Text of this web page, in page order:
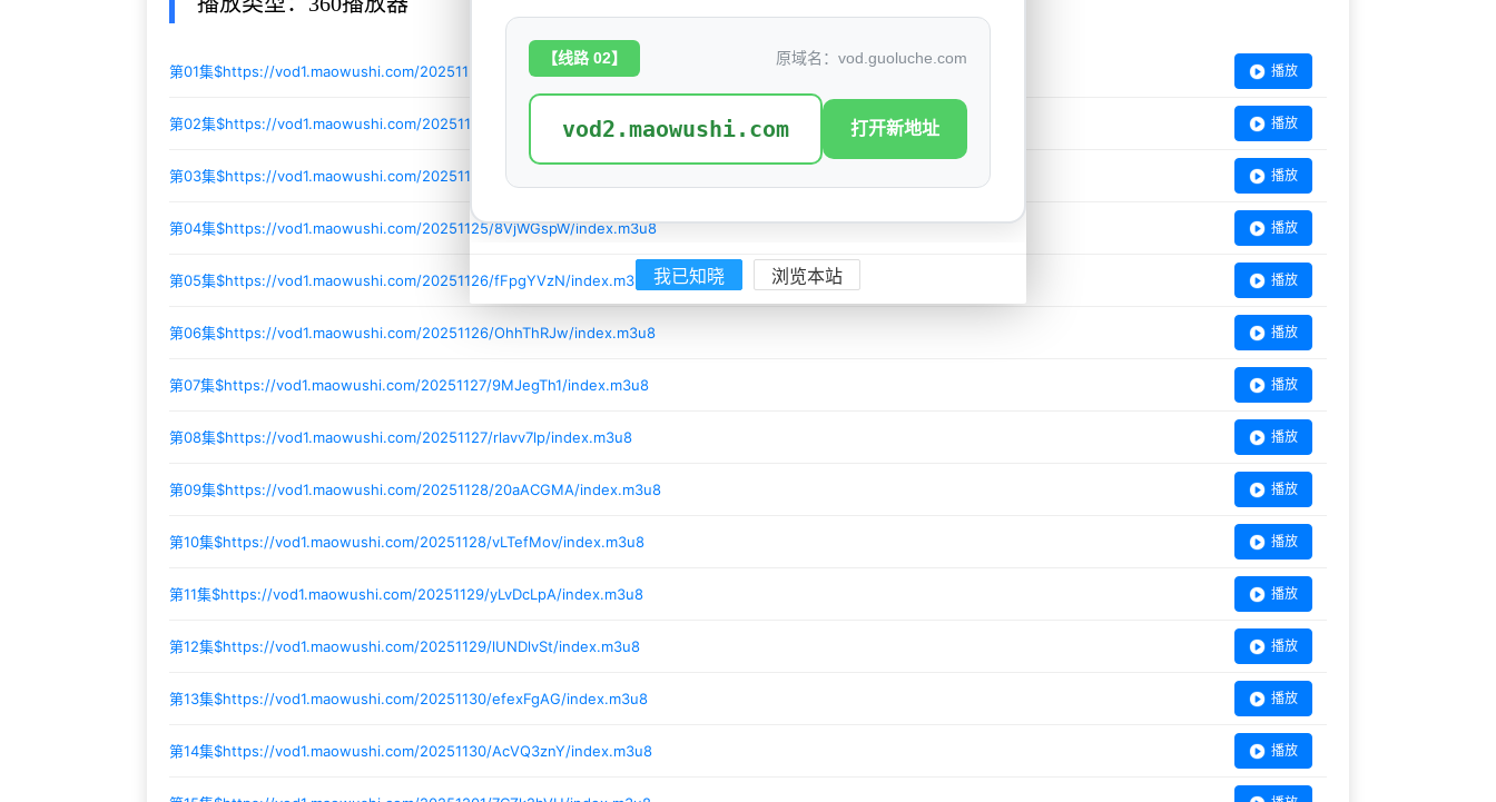
第01集$https://vod1.maowushi.com/20251125/m52KJdQb/index.m3u8 播放
第02集$https://vod1.maowushi.com/20251125/wXB31UIp/index.m3u8 播放
第03集$https://vod1.maowushi.com/20251125/Q93NiGmL/index.m3u8 播放
第04集$https://vod1.maowushi.com/20251125/8VjWGspW/index.m3u8 播放
第05集$https://vod1.maowushi.com/20251126/fFpgYVzN/index.m3u8 播放
第06集$https://vod1.maowushi.com/20251126/OhhThRJw/index.m3u8 播放
第07集$https://vod1.maowushi.com/20251127/9MJegTh1/index.m3u8 播放
第08集$https://vod1.maowushi.com/20251127/rlavv7lp/index.m3u8 播放
第09集$https://vod1.maowushi.com/20251128/20aACGMA/index.m3u8 播放
第10集$https://vod1.maowushi.com/20251128/vLTefMov/index.m3u8 播放
第11集$https://vod1.maowushi.com/20251129/yLvDcLpA/index.m3u8 播放
第12集$https://vod1.maowushi.com/20251129/lUNDlvSt/index.m3u8 播放
第13集$https://vod1.maowushi.com/20251130/efexFgAG/index.m3u8 播放
第14集$https://vod1.maowushi.com/20251130/AcVQ3znY/index.m3u8 播放
【线路 02】 原域名：vod.guoluche.com
vod2.maowushi.com 打开新地址
我已知晓 浏览本站